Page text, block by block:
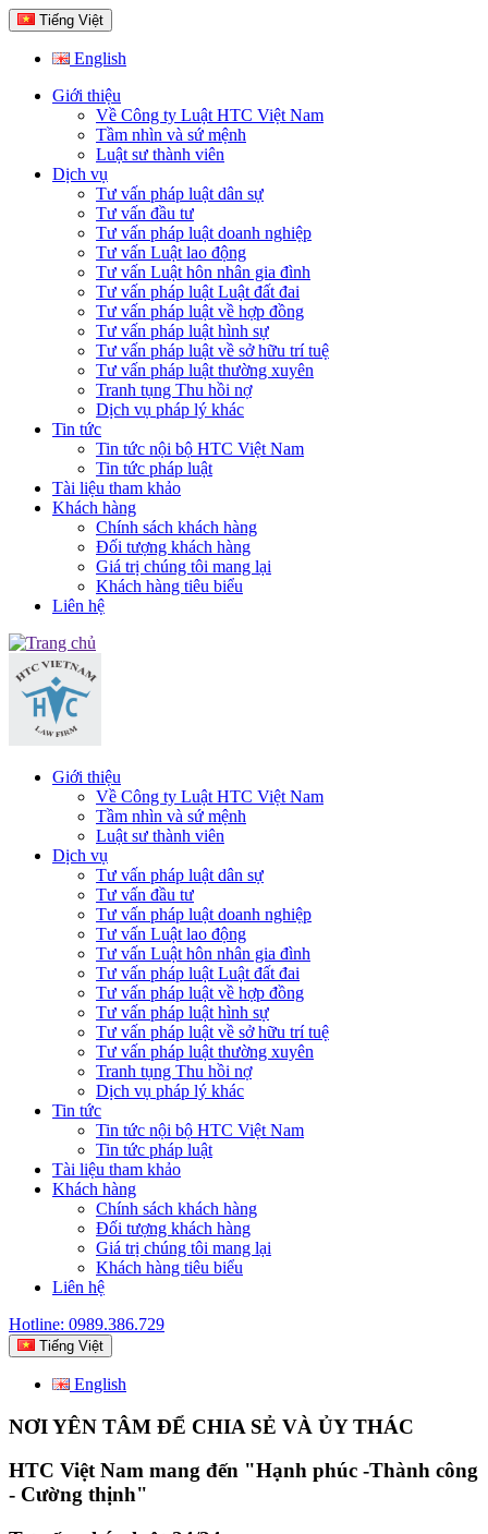
Tiếng Việt
English
Giới thiệu
Về Công ty Luật HTC Việt Nam
Tầm nhìn và sứ mệnh
Luật sư thành viên
Dịch vụ
Tư vấn pháp luật dân sự
Tư vấn đầu tư
Tư vấn pháp luật doanh nghiệp
Tư vấn Luật lao động
Tư vấn Luật hôn nhân gia đình
Tư vấn pháp luật Luật đất đai
Tư vấn pháp luật về hợp đồng
Tư vấn pháp luật hình sự
Tư vấn pháp luật về sở hữu trí tuệ
Tư vấn pháp luật thường xuyên
Tranh tụng Thu hồi nợ
Dịch vụ pháp lý khác
Tin tức
Tin tức nội bộ HTC Việt Nam
Tin tức pháp luật
Tài liệu tham khảo
Khách hàng
Chính sách khách hàng
Đối tượng khách hàng
Giá trị chúng tôi mang lại
Khách hàng tiêu biểu
Liên hệ
Giới thiệu
Về Công ty Luật HTC Việt Nam
Tầm nhìn và sứ mệnh
Luật sư thành viên
Dịch vụ
Tư vấn pháp luật dân sự
Tư vấn đầu tư
Tư vấn pháp luật doanh nghiệp
Tư vấn Luật lao động
Tư vấn Luật hôn nhân gia đình
Tư vấn pháp luật Luật đất đai
Tư vấn pháp luật về hợp đồng
Tư vấn pháp luật hình sự
Tư vấn pháp luật về sở hữu trí tuệ
Tư vấn pháp luật thường xuyên
Tranh tụng Thu hồi nợ
Dịch vụ pháp lý khác
Tin tức
Tin tức nội bộ HTC Việt Nam
Tin tức pháp luật
Tài liệu tham khảo
Khách hàng
Chính sách khách hàng
Đối tượng khách hàng
Giá trị chúng tôi mang lại
Khách hàng tiêu biểu
Liên hệ
Hotline: 0989.386.729
Tiếng Việt
English
NƠI YÊN TÂM ĐỂ CHIA SẺ VÀ ỦY THÁC
HTC Việt Nam mang đến "Hạnh phúc -Thành công
- Cường thịnh"